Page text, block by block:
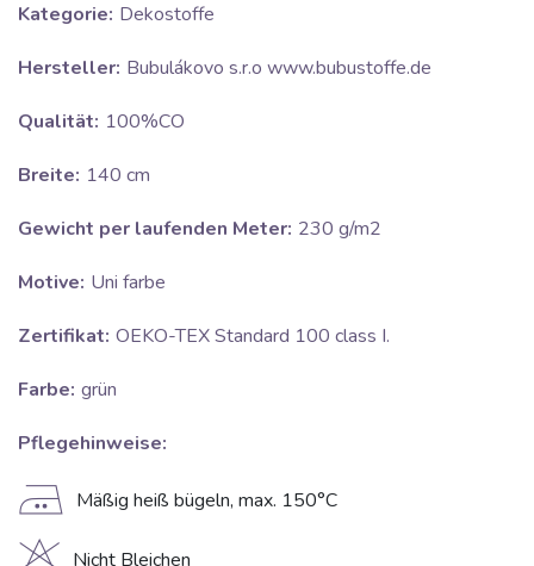
Kategorie: Dekostoffe
Hersteller: Bubulákovo s.r.o www.bubustoffe.de
Qualität: 100%CO
Breite: 140 cm
Gewicht per laufenden Meter: 230 g/m2
Motive: Uni farbe
Zertifikat: OEKO-TEX Standard 100 class I.
Farbe: grün
Pflegehinweise:
E Mäßig heiß bügeln, max. 150°C
Nicht Bleichen